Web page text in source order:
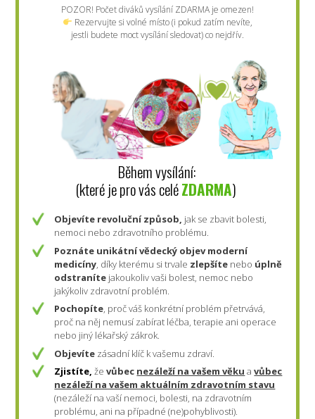
POZOR! Počet diváků vysílání ZDARMA je omezen!
Rezervujte si volné místo (i pokud zatím nevíte,
jestli budete moct vysílání sledovat) co nejdřív.
Během vysílání:
(které je pro vás celéZDARMA)
Objevíte revoluční způsob, jak se zbavit bolesti,
nemoci nebo zdravotního problému.
Poznáte unikátní vědecký objev moderní
medicíny, díky kterému si trvale zlepšíte nebo úplně
odstraníte jakoukoliv vaši bolest, nemoc nebo
jakýkoliv zdravotní problém.
Pochopíte, proč váš konkrétní problém přetrvává,
proč na něj nemusí zabírat léčba, terapie ani operace
nebo jiný lékařský zákrok.
Objevíte zásadní klíč k vašemu zdraví.
Zjistíte, ževůbec nezáleží na vašem věku avůbec
nezáleží na vašem aktuálním zdravotním stavu
(nezáleží na vaší nemoci, bolesti, na zdravotním
problému, ani na případné (ne)pohyblivosti).